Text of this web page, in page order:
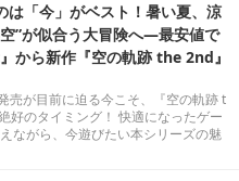
は「今」がベスト！暑い夏、涼
”が似合う大冒険へ―最安値で
から新作『空の軌跡 the 2nd』
売が目前に迫る今こそ、『空の軌跡 t
好のタイミング！ 快適になったゲー
ながら、今遊びたい本シリーズの魅